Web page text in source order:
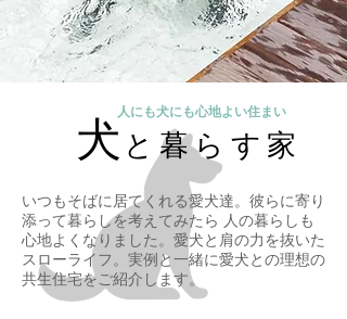
犬 と暮らす家
​人にも犬にも心地よい住まい
いつもそばに居てくれる愛犬達。彼らに寄り
添って暮らしを考えてみたら 人の暮らしも
心地よくなりました。愛犬と肩の力を抜いた
スローライフ。実例と一緒に愛犬との理想の
共生住宅をご紹介します。